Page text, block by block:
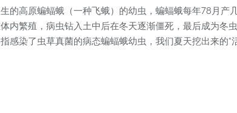
高原蝙蝠蛾（一种飞蛾）的幼虫，蝙蝠蛾每年78月产
繁殖，病虫钻入土中后在冬天逐渐僵死，最后成为冬
染了虫草真菌的病态蝙蝠蛾幼虫，我们夏天挖出来的“